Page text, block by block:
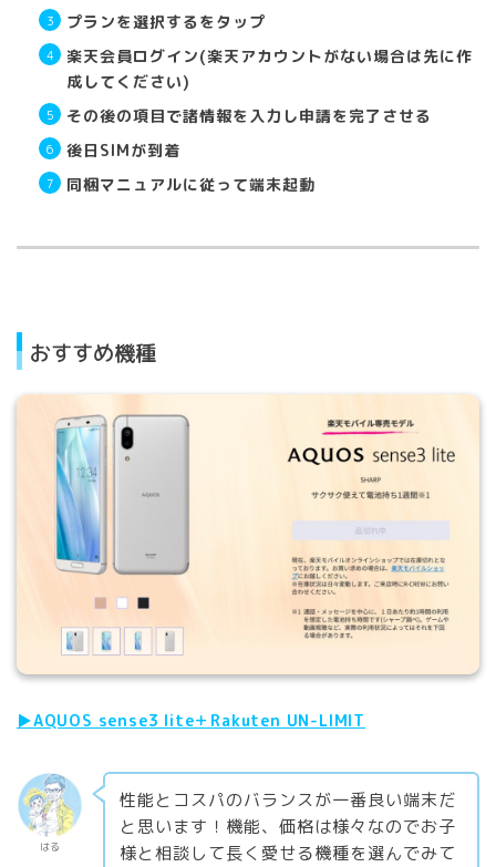
プランを選択するをタップ
楽天会員ログイン(楽天アカウントがない場合は先に作
成してください)
その後の項目で諸情報を入力し申請を完了させる
後日SIMが到着
同梱マニュアルに従って端末起動
おすすめ機種
▶︎AQUOS sense3 lite＋Rakuten UN-LIMIT
はる
性能とコスパのバランスが一番良い端末だ
と思います！機能、価格は様々なのでお子
様と相談して長く愛せる機種を選んでみて